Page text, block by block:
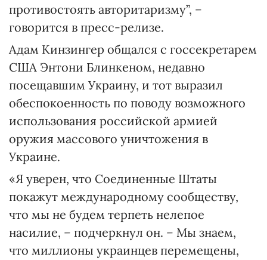
противостоять авторитаризму”, –
говорится в пресс-релизе.
Адам Кинзингер общался с госсекретарем
США Энтони Блинкеном, недавно
посещавшим Украину, и тот выразил
обеспокоенность по поводу возможного
использования российской армией
оружия массового уничтожения в
Украине.
«Я уверен, что Соединенные Штаты
покажут международному сообществу,
что мы не будем терпеть нелепое
насилие, – подчеркнул он. – Мы знаем,
что миллионы украинцев перемещены,